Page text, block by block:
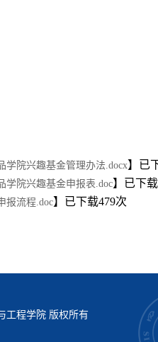
学院兴趣基金管理办法.docx】已
学院兴趣基金申报表.doc】已下载
报流程.doc】已下载479次
工程学院 版权所有